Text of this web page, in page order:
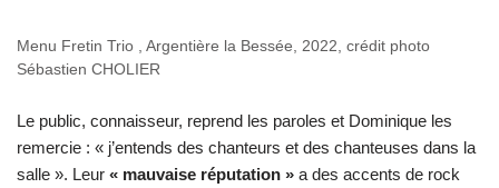
Menu Fretin Trio , Argentière la Bessée, 2022, crédit photo
Sébastien CHOLIER
Le public, connaisseur, reprend les paroles et Dominique les
remercie : « j’entends des chanteurs et des chanteuses dans la
salle ». Leur « mauvaise réputation » a des accents de rock